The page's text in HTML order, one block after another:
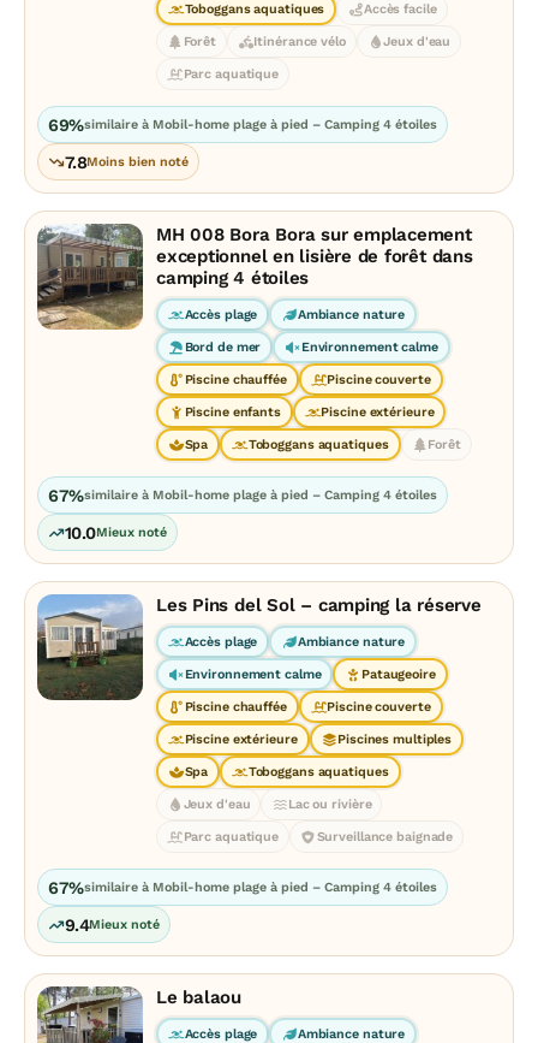
Toboggans aquatiques Accès facile
Forêt Itinérance vélo Jeux d'eau
Parc aquatique
69%similaire à Mobil-home plage à pied – Camping 4 étoiles
7.8Moins bien noté
MH 008 Bora Bora sur emplacement
exceptionnel en lisière de forêt dans
camping 4 étoiles
Accès plage Ambiance nature
Bord de mer Environnement calme
Piscine chauffée Piscine couverte
Piscine enfants Piscine extérieure
Spa Toboggans aquatiques Forêt
67%similaire à Mobil-home plage à pied – Camping 4 étoiles
10.0Mieux noté
Les Pins del Sol – camping la réserve
Accès plage Ambiance nature
Environnement calme Pataugeoire
Piscine chauffée Piscine couverte
Piscine extérieure Piscines multiples
Spa Toboggans aquatiques
Jeux d'eau Lac ou rivière
Parc aquatique Surveillance baignade
67%similaire à Mobil-home plage à pied – Camping 4 étoiles
9.4Mieux noté
Le balaou
Accès plage Ambiance nature